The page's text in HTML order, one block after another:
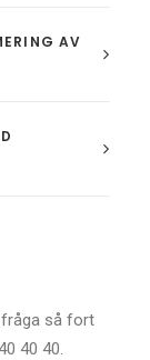
AV
så fort
40 40.